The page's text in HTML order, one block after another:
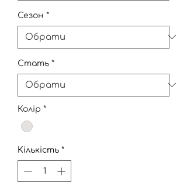
Сезон *
Стать *
Колір *
Кількість *